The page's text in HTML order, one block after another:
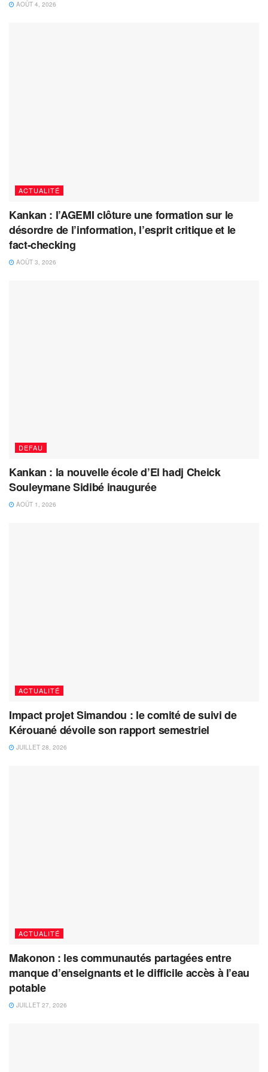
AOÛT 4, 2026
ACTUALITÉ
Kankan : l’AGEMI clôture une formation sur le
désordre de l’information, l’esprit critique et le
fact-checking
AOÛT 3, 2026
DEFAU
Kankan : la nouvelle école d’El hadj Cheick
Souleymane Sidibé inaugurée
AOÛT 1, 2026
ACTUALITÉ
Impact projet Simandou : le comité de suivi de
Kérouané dévoile son rapport semestriel
JUILLET 28, 2026
ACTUALITÉ
Makonon : les communautés partagées entre
manque d’enseignants et le difficile accès à l’eau
potable
JUILLET 27, 2026